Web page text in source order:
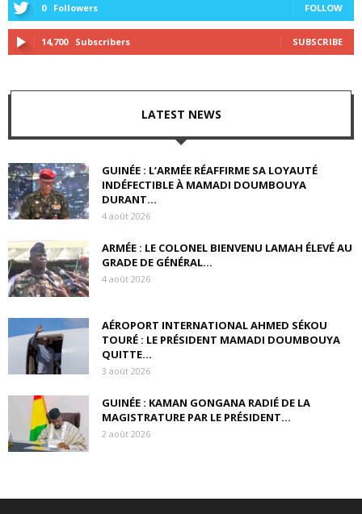
0 Followers FOLLOW
14,700 Subscribers SUBSCRIBE
LATEST NEWS
GUINÉE : L’ARMÉE RÉAFFIRME SA LOYAUTÉ
INDÉFECTIBLE À MAMADI DOUMBOUYA
DURANT...
4 août 2026
ARMÉE : LE COLONEL BIENVENU LAMAH ÉLEVÉ AU
GRADE DE GÉNÉRAL...
4 août 2026
AÉROPORT INTERNATIONAL AHMED SÉKOU
TOURÉ : LE PRÉSIDENT MAMADI DOUMBOUYA
QUITTE...
3 août 2026
GUINÉE : KAMAN GONGANA RADIÉ DE LA
MAGISTRATURE PAR LE PRÉSIDENT...
2 août 2026